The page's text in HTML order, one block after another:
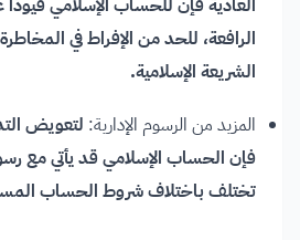
العادية فإن للحساب الإسلامي
الرافعة، للحد من الإفراط في
الشريعة الإسلامية.
المزيد من الرسوم الإدارية: لتعويض
فإن الحساب الإسلامي قد يأتي مع
تختلف باختلاف شروط الحساب